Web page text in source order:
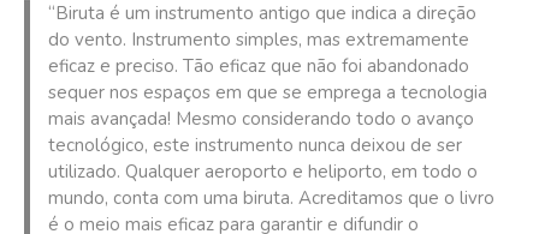
“Biruta é um instrumento antigo que indica a direção
do vento. Instrumento simples, mas extremamente
eficaz e preciso. Tão eficaz que não foi abandonado
sequer nos espaços em que se emprega a tecnologia
mais avançada! Mesmo considerando todo o avanço
tecnológico, este instrumento nunca deixou de ser
utilizado. Qualquer aeroporto e heliporto, em todo o
mundo, conta com uma biruta. Acreditamos que o livro
é o meio mais eficaz para garantir e difundir o